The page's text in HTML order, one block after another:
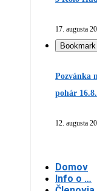
17. augusta
Bookmark
Pozvánka
pohár
12. augusta
Domov
Info o …